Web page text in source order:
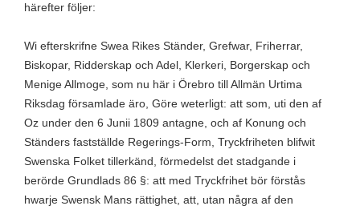
härefter följer:
Wi efterskrifne Swea Rikes Ständer, Grefwar, Friherrar,
Biskopar, Ridderskap och Adel, Klerkeri, Borgerskap och
Menige Allmoge, som nu här i Örebro till Allmän Urtima
Riksdag församlade äro, Göre weterligt: att som, uti den af
Oz under den 6 Junii 1809 antagne, och af Konung och
Ständers fastställde Regerings-Form, Tryckfriheten blifwit
Swenska Folket tillerkänd, förmedelst det stadgande i
berörde Grundlads 86 §: att med Tryckfrihet bör förstås
hwarje Swensk Mans rättighet, att, utan några af den